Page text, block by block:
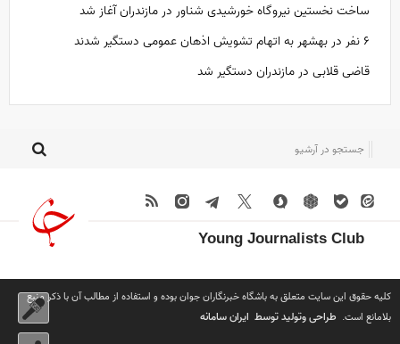
ساخت نخستین نیروگاه خورشیدی شناور در مازندران آغاز شد
۶ نفر در بهشهر به اتهام تشویش اذهان عمومی دستگیر شدند
قاضی قلابی در مازندران دستگیر شد
Young Journalists Club
کلیه حقوق این سایت متعلق به باشگاه خبرنگاران جوان بوده و استفاده از مطالب آن با ذکر منبع
بلامانع است. طراحی وتولید توسط ایران سامانه